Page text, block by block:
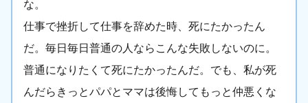
な。
仕事で挫折して仕事を辞めた時、死にたかったん
だ。毎日毎日普通の人ならこんな失敗しないのに。
普通になりたくて死にたかったんだ。でも、私が死
んだらきっとパパとママは後悔してもっと仲悪くな